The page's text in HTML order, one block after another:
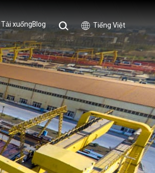
Tải xuốngBlog Tiếng Việt